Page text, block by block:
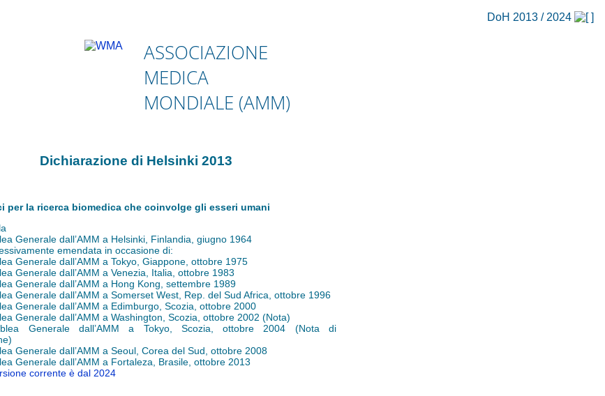
DoH 2013 / 2024
ASSOCIAZIONE
MEDICA
MONDIALE (AMM)
Dichiarazione di Helsinki 2013
per la ricerca biomedica che coinvolge gli esseri umani
Generale dall’AMM a Helsinki, Finlandia, giugno 1964
emendata in occasione di:
Generale dall’AMM a Tokyo, Giappone, ottobre 1975
Generale dall’AMM a Venezia, Italia, ottobre 1983
Generale dall’AMM a Hong Kong, settembre 1989
Generale dall’AMM a Somerset West, Rep. del Sud Africa, ottobre 1996
Generale dall’AMM a Edimburgo, Scozia, ottobre 2000
Generale dall’AMM a Washington, Scozia, ottobre 2002 (Nota)
Generale dall’AMM a Tokyo, Scozia, ottobre 2004 (Nota di
Generale dall’AMM a Seoul, Corea del Sud, ottobre 2008
Generale dall’AMM a Fortaleza, Brasile, ottobre 2013
corrente è dal 2024